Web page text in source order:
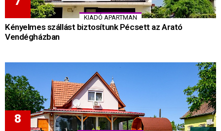
KIADÓ APARTMAN
Kényelmes szállást biztosítunk Pécsett az Arató
Vendégházban